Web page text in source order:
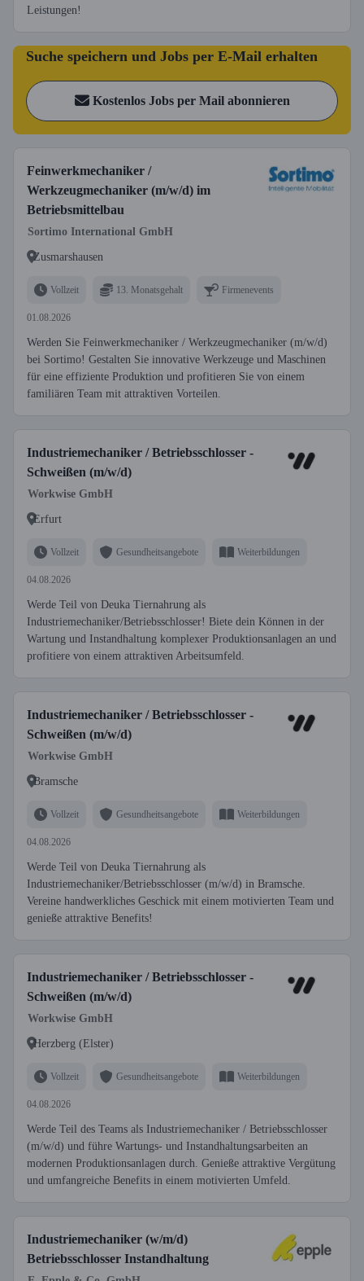
Leistungen!
Suche speichern und Jobs per E-Mail erhalten
Kostenlos Jobs per Mail abonnieren
Feinwerkmechaniker /
Werkzeugmechaniker (m/w/d) im
Betriebsmittelbau
Sortimo International GmbH
Zusmarshausen
Vollzeit 13. Monatsgehalt Firmenevents
01.08.2026
Werden Sie Feinwerkmechaniker / Werkzeugmechaniker (m/w/d)
bei Sortimo! Gestalten Sie innovative Werkzeuge und Maschinen
für eine effiziente Produktion und profitieren Sie von einem
familiären Team mit attraktiven Vorteilen.
Industriemechaniker / Betriebsschlosser -
Schweißen (m/w/d)
Workwise GmbH
Erfurt
Vollzeit Gesundheitsangebote Weiterbildungen
04.08.2026
Werde Teil von Deuka Tiernahrung als
Industriemechaniker/Betriebsschlosser! Biete dein Können in der
Wartung und Instandhaltung komplexer Produktionsanlagen an und
profitiere von einem attraktiven Arbeitsumfeld.
Industriemechaniker / Betriebsschlosser -
Schweißen (m/w/d)
Workwise GmbH
Bramsche
Vollzeit Gesundheitsangebote Weiterbildungen
04.08.2026
Werde Teil von Deuka Tiernahrung als
Industriemechaniker/Betriebsschlosser (m/w/d) in Bramsche.
Vereine handwerkliches Geschick mit einem motivierten Team und
genieße attraktive Benefits!
Industriemechaniker / Betriebsschlosser -
Schweißen (m/w/d)
Workwise GmbH
Herzberg (Elster)
Vollzeit Gesundheitsangebote Weiterbildungen
04.08.2026
Werde Teil des Teams als Industriemechaniker / Betriebsschlosser
(m/w/d) und führe Wartungs- und Instandhaltungsarbeiten an
modernen Produktionsanlagen durch. Genieße attraktive Vergütung
und umfangreiche Benefits in einem motivierten Umfeld.
Industriemechaniker (w/m/d)
Betriebsschlosser Instandhaltung